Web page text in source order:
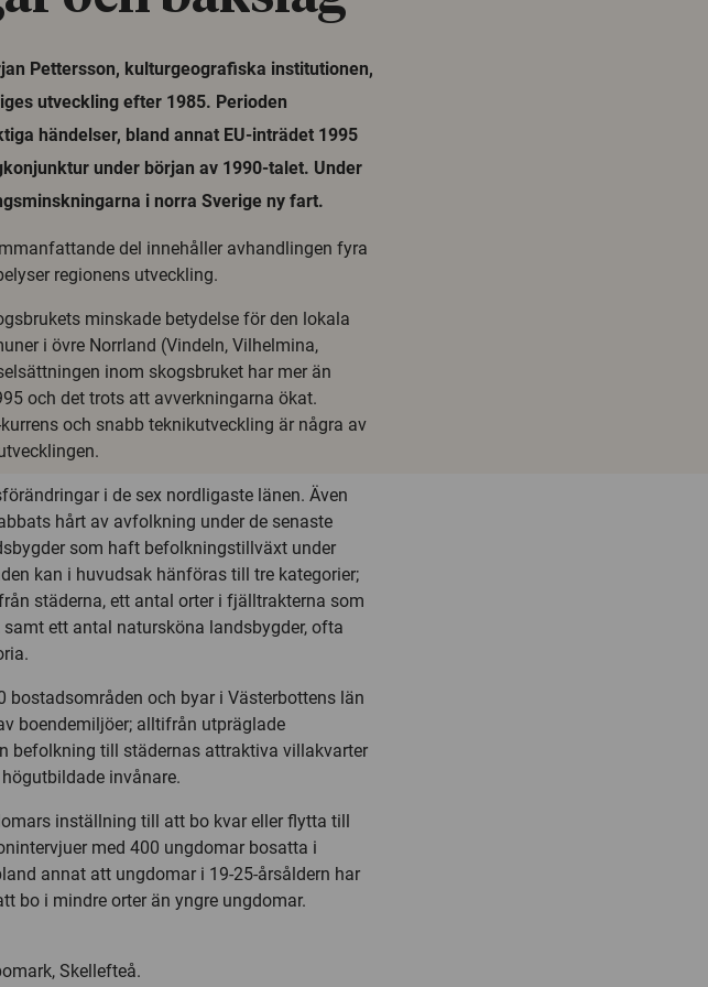
Pettersson, kulturgeografiska institutionen,
utveckling efter 1985. Perioden
händelser, bland annat EU-inträdet 1995
under början av 1990-talet. Under
i norra Sverige ny fart.
del innehåller avhandlingen fyra
regionens utveckling.
minskade betydelse för den lokala
i övre Norrland (Vindeln, Vilhelmina,
inom skogsbruket har mer än
och det trots att avverkningarna ökat.
och snabb teknikutveckling är några av
i de sex nordligaste länen. Även
hårt av avfolkning under de senaste
som haft befolkningstillväxt under
kan i huvudsak hänföras till tre kategorier;
städerna, ett antal orter i fjälltrakterna som
ett antal natursköna landsbygder, ofta
bostadsområden och byar i Västerbottens län
boendemiljöer; alltifrån utpräglade
befolkning till städernas attraktiva villakvarter
invånare.
inställning till att bo kvar eller flytta till
med 400 ungdomar bosatta i
annat att ungdomar i 19-25-årsåldern har
bo i mindre orter än yngre ungdomar.
Skellefteå.